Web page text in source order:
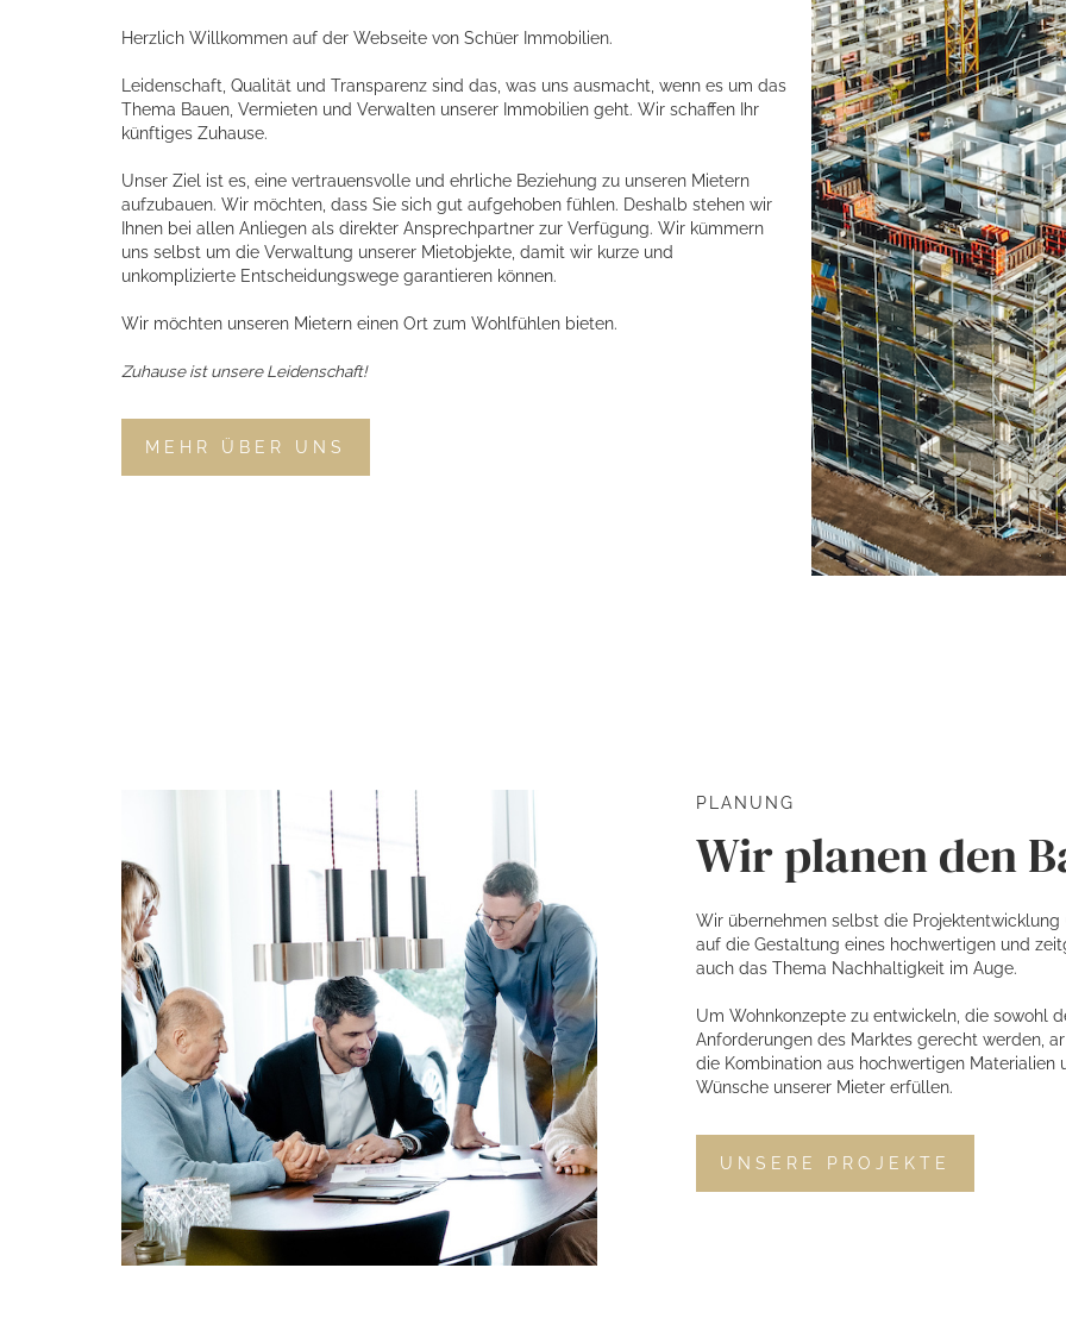
Herzlich Willkommen auf der Webseite von Schüer Immobilien.
Leidenschaft, Qualität und Transparenz sind das, was uns ausmacht, wenn es um das
Thema Bauen, Vermieten und Verwalten unserer Immobilien geht. Wir schaffen Ihr
künftiges Zuhause.
Unser Ziel ist es, eine vertrauensvolle und ehrliche Beziehung zu unseren Mietern
aufzubauen. Wir möchten, dass Sie sich gut aufgehoben fühlen. Deshalb stehen wir
Ihnen bei allen Anliegen als direkter Ansprechpartner zur Verfügung. Wir kümmern
uns selbst um die Verwaltung unserer Mietobjekte, damit wir kurze und
unkomplizierte Entscheidungswege garantieren können.
Wir möchten unseren Mietern einen Ort zum Wohlfühlen bieten.
Zuhause ist unsere Leidenschaft!
MEHR ÜBER UNS
PLANUNG
Wir planen den
Wir übernehmen selbst die
auf die Gestaltung eines hochwertigen und
auch das Thema Nachhaltigkeit im Auge.
Um Wohnkonzepte zu entwickeln, die sowohl
Anforderungen des Marktes gerecht werden,
die Kombination aus hochwertigen
Wünsche unserer Mieter erfüllen.
UNSERE PROJEKTE